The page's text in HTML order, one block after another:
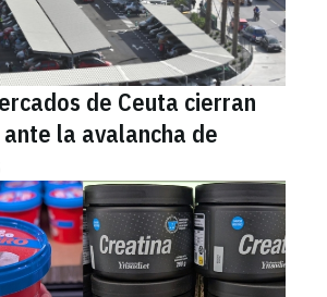
de Ceuta cierran
la avalancha de